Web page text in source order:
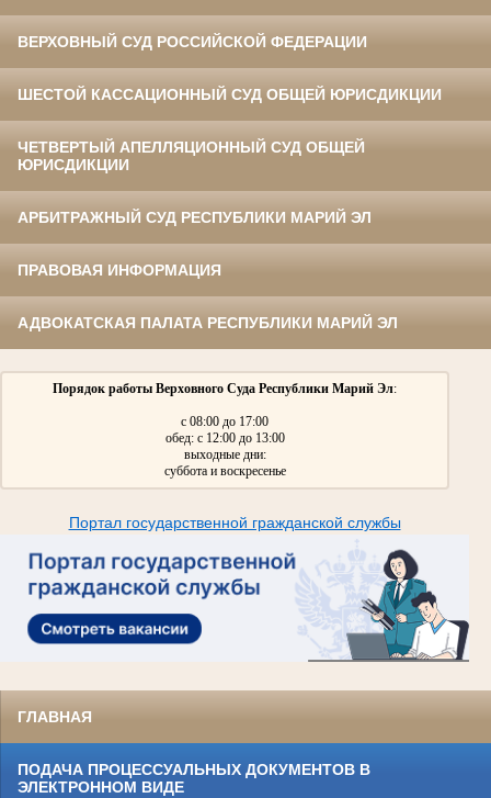
ВЕРХОВНЫЙ СУД РОССИЙСКОЙ ФЕДЕРАЦИИ
ШЕСТОЙ КАССАЦИОННЫЙ СУД ОБЩЕЙ ЮРИСДИКЦИИ
ЧЕТВЕРТЫЙ АПЕЛЛЯЦИОННЫЙ СУД ОБЩЕЙ
ЮРИСДИКЦИИ
АРБИТРАЖНЫЙ СУД РЕСПУБЛИКИ МАРИЙ ЭЛ
ПРАВОВАЯ ИНФОРМАЦИЯ
АДВОКАТСКАЯ ПАЛАТА РЕСПУБЛИКИ МАРИЙ ЭЛ
Порядок работы Верховного Суда Республики Марий Эл:
с 08:00 до 17:00
обед: с 12:00 до 13:00
выходные дни:
суббота и воскресенье
Портал государственной гражданской службы
ГЛАВНАЯ
ПОДАЧА ПРОЦЕССУАЛЬНЫХ ДОКУМЕНТОВ В
ЭЛЕКТРОННОМ ВИДЕ